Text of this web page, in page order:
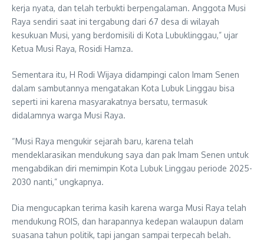
kerja nyata, dan telah terbukti berpengalaman. Anggota Musi
Raya sendiri saat ini tergabung dari 67 desa di wilayah
kesukuan Musi, yang berdomisili di Kota Lubuklinggau,” ujar
Ketua Musi Raya, Rosidi Hamza.
Sementara itu, H Rodi Wijaya didampingi calon Imam Senen
dalam sambutannya mengatakan Kota Lubuk Linggau bisa
seperti ini karena masyarakatnya bersatu, termasuk
didalamnya warga Musi Raya.
“Musi Raya mengukir sejarah baru, karena telah
mendeklarasikan mendukung saya dan pak Imam Senen untuk
mengabdikan diri memimpin Kota Lubuk Linggau periode 2025-
2030 nanti,” ungkapnya.
Dia mengucapkan terima kasih karena warga Musi Raya telah
mendukung ROIS, dan harapannya kedepan walaupun dalam
suasana tahun politik, tapi jangan sampai terpecah belah.